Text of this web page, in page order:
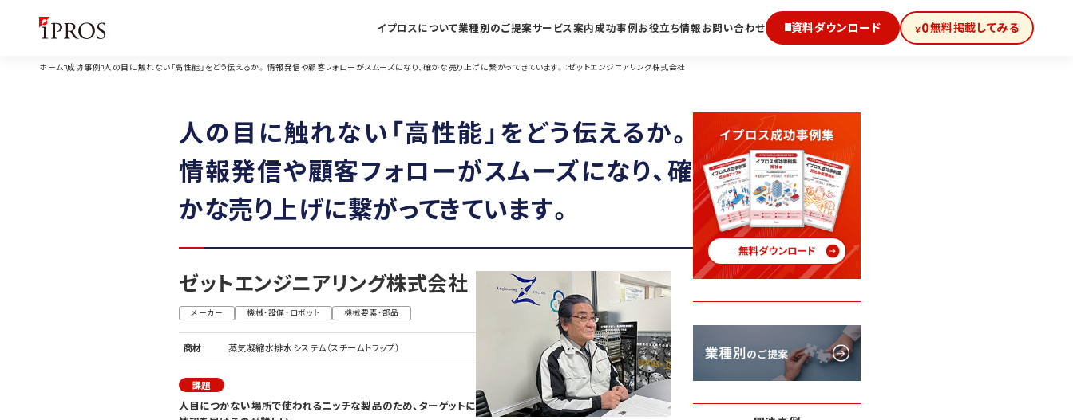
イプロスについて業種別のご提案サービス案内成功事例お役立ち情報お問い合わせ 資料ダウンロード ￥0無料掲載してみる
ホーム 成功事例 人の目に触れない「高性能」をどう伝えるか。 情報発信や顧客フォローがスムーズになり、確かな売り上げに繋がってきています。：ゼットエンジニアリング株式会社
人の目に触れない「高性能」をどう伝えるか。
情報発信や顧客フォローがスムーズになり、確
かな売り上げに繋がってきています。
ゼットエンジニアリング株式会社
メーカー 機械・設備・ロボット 機械要素・部品
商材 蒸気凝縮水排水システム（スチームトラップ）
課題
人目につかない場所で使われるニッチな製品のため、ターゲットに